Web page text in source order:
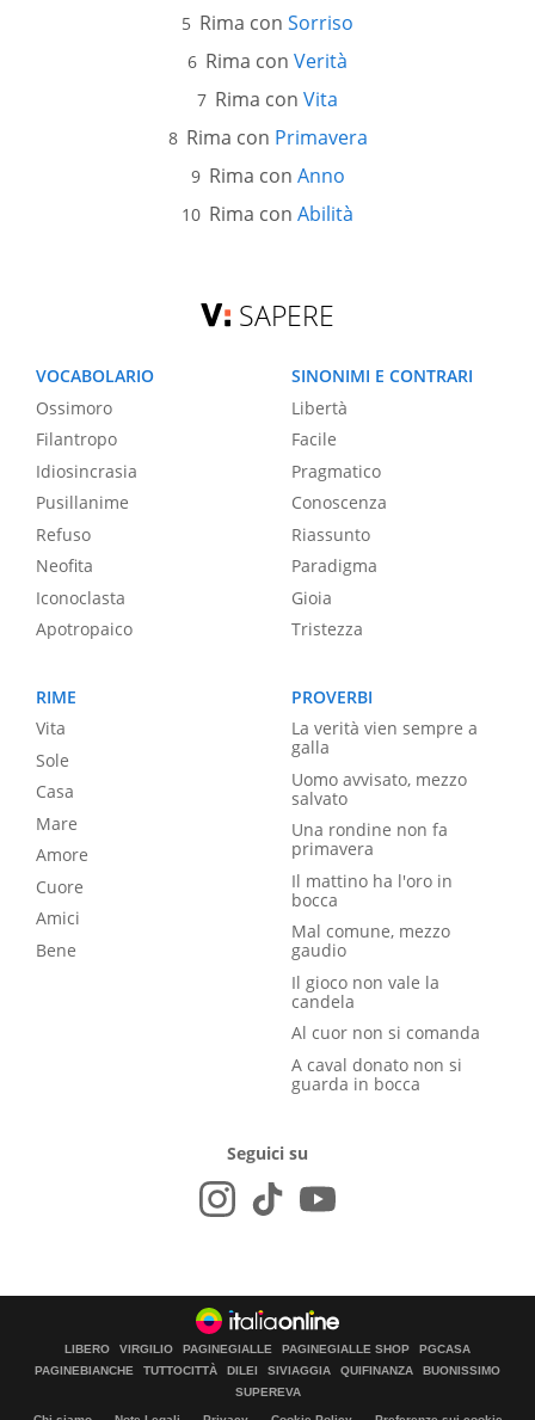
Rima con Sorriso
Rima con Verità
Rima con Vita
Rima con Primavera
Rima con Anno
Rima con Abilità
SAPERE
VOCABOLARIO
Ossimoro
Filantropo
Idiosincrasia
Pusillanime
Refuso
Neofita
Iconoclasta
Apotropaico
SINONIMI E CONTRARI
Libertà
Facile
Pragmatico
Conoscenza
Riassunto
Paradigma
Gioia
Tristezza
RIME
Vita
Sole
Casa
Mare
Amore
Cuore
Amici
Bene
PROVERBI
La verità vien sempre a
galla
Uomo avvisato, mezzo
salvato
Una rondine non fa
primavera
Il mattino ha l'oro in
bocca
Mal comune, mezzo
gaudio
Il gioco non vale la
candela
Al cuor non si comanda
A caval donato non si
guarda in bocca
Seguici su
LIBERO VIRGILIO PAGINEGIALLE PAGINEGIALLE SHOP
PGCASA
PAGINEBIANCHE
TUTTOCITTÀ DILEI SIVIAGGIA QUIFINANZA
BUONISSIMO
SUPEREVA